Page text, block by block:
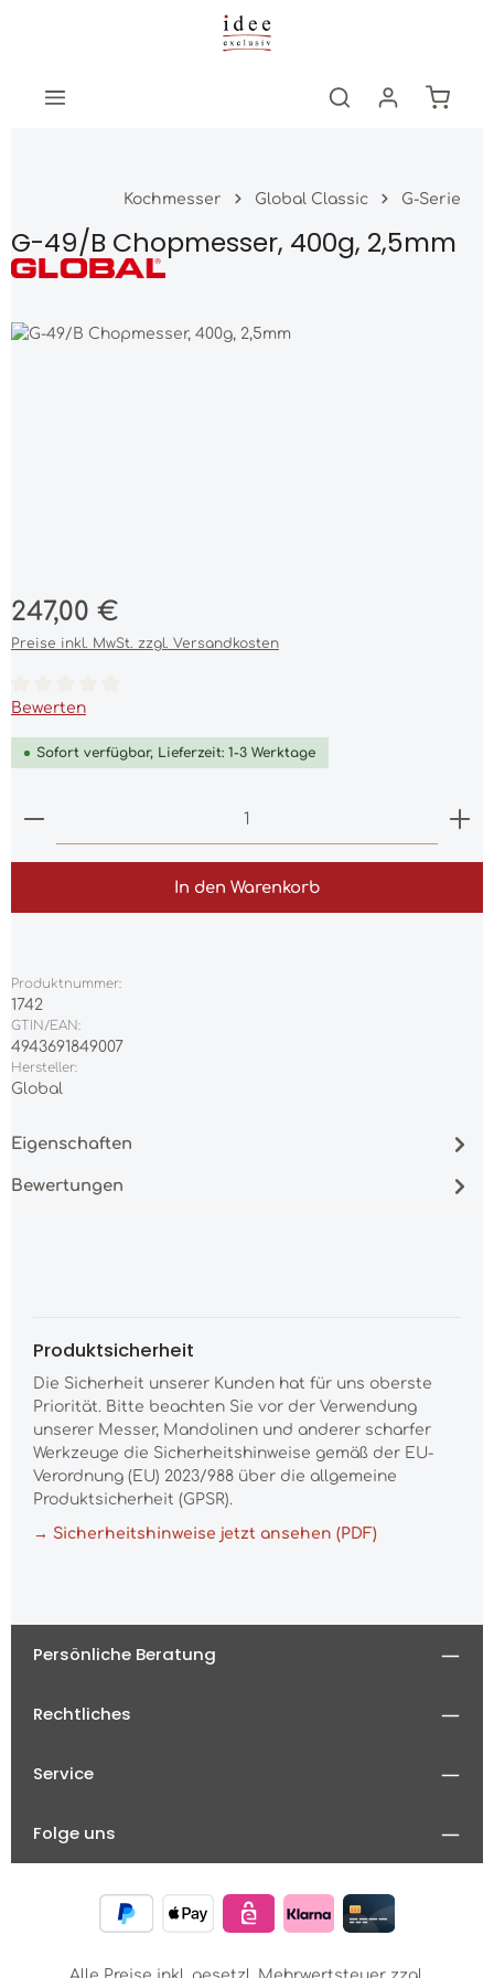
Zum Hauptinhalt springen
Kochmesser Global Classic G-Serie
G-49/B Chopmesser, 400g, 2,5mm
Bildergalerie überspringen
Regulärer Preis:
247,00 €
Preise inkl. MwSt. zzgl. Versandkosten
Durchschnittliche Bewertung von 0 von 5 Sternen
Bewerten
Sofort verfügbar, Lieferzeit: 1-3 Werktage
Produkt Anzahl: Gib den gewünschten Wert
In den Warenkorb
Produktnummer:
1742
GTIN/EAN:
4943691849007
Hersteller:
Global
Eigenschaften
Bewertungen
Produktsicherheit
Die Sicherheit unserer Kunden hat für uns oberste
Priorität. Bitte beachten Sie vor der Verwendung
unserer Messer, Mandolinen und anderer scharfer
Werkzeuge die Sicherheitshinweise gemäß der EU-
Verordnung (EU) 2023/988 über die allgemeine
Produktsicherheit (GPSR).
→ Sicherheitshinweise jetzt ansehen (PDF)
Persönliche Beratung
Rechtliches
Service
Folge uns